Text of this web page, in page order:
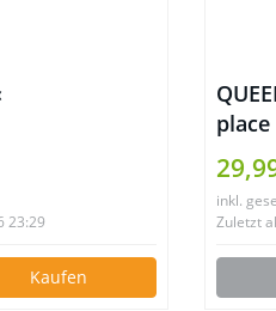
23:29
Kaufen
cm
inkl.
Zuletzt